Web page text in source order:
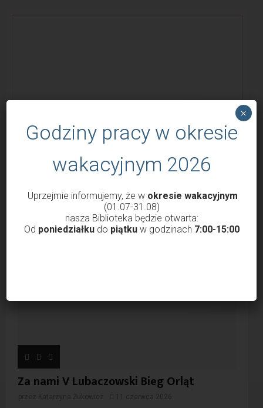
KONKURSY
Za nami V Lubaczowski Bieg Orląt
Godziny pracy w okresie
wakacyjnym 2026
Uprzejmie informujemy, że w okresie wakacyjnym
(01.07-31.08)
nasza Biblioteka będzie otwarta:
Od poniedziałkudo piątkuw godzinach 7:00-15:00
×